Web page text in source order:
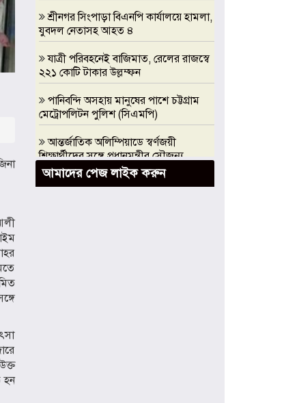
হন
শ্রীনগর সিংপাড়া বিএনপি কার্যালয়ে হামলা,
যুবদল নেতাসহ আহত ৪
যাত্রী পরিবহনেই বাজিমাত, রেলের রাজস্বে
২২১ কোটি টাকার উল্লম্ফন
পানিবন্দি অসহায় মানুষের পাশে চট্টগ্রাম
মেট্রোপলিটন পুলিশ (সিএমপি)
আন্তর্জাতিক অলিম্পিয়াডে স্বর্ণজয়ী
শিক্ষার্থীদের সঙ্গে প্রধানমন্ত্রীর সৌজন্য
সাক্ষাৎ, এআই অলিম্পিয়াডে সরকারি
সহযোগিতার আশ্বাস
আমাদের পেজ লাইক করুন